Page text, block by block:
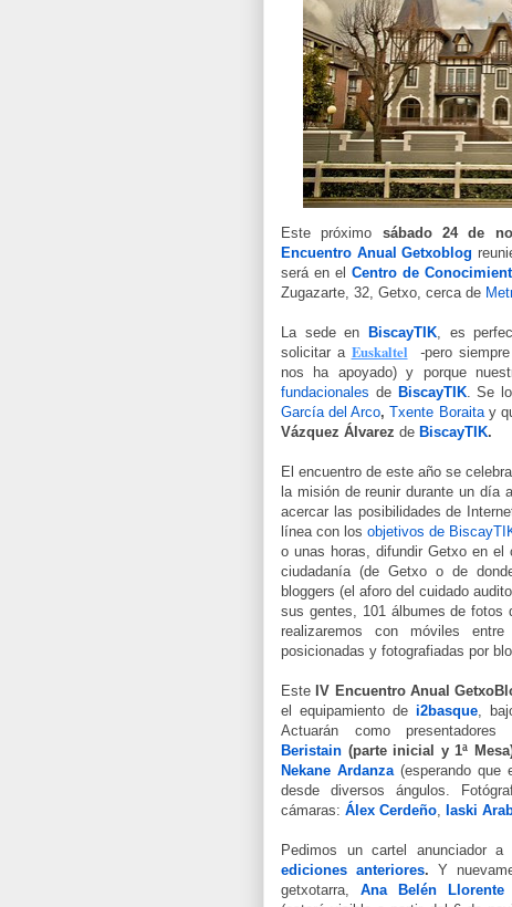
Este próximo sábado 24 de
Encuentro Anual Getxoblog
será en el Centro de
Zugazarte, 32, Getxo, cerca de
La sede en BiscayTIK, es
solicitar a Euskaltel -pero
nos ha apoyado) y porque
fundacionales de BiscayTIK. Se
García del Arco, Txente Boraitay
Vázquez Álvarez de BiscayTIK.
El encuentro de este año se
la misión de reunir durante un día
acercar las posibilidades de
línea con los objetivos de
o unas horas, difundir Getxo en el
ciudadanía (de Getxo o de
bloggers (el aforo del cuidado
sus gentes, 101 álbumes de fotos
realizaremos con móviles
posicionadas y fotografiadas por
Este IV Encuentro Anual
el equipamiento dei2basque,
Actuarán como presentadores
Beristain (parte inicial y1ª
Nekane Ardanza (esperando que
desde diversos ángulos.
cámaras: Álex Cerdeño, Iaski
Pedimos un cartel anunciador
ediciones anteriores. Y
getxotarra, Ana Belén Llorente